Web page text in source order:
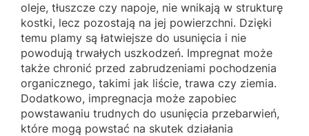
oleje, tłuszcze czy napoje, nie wnikają w strukturę
kostki, lecz pozostają na jej powierzchni. Dzięki
temu plamy są łatwiejsze do usunięcia i nie
powodują trwałych uszkodzeń. Impregnat może
także chronić przed zabrudzeniami pochodzenia
organicznego, takimi jak liście, trawa czy ziemia.
Dodatkowo, impregnacja może zapobiec
powstawaniu trudnych do usunięcia przebarwień,
które mogą powstać na skutek działania